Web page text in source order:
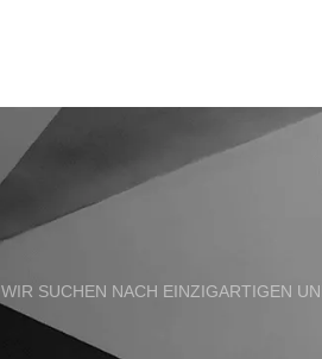
WIR SUCHEN NACH EINZIGARTIGEN